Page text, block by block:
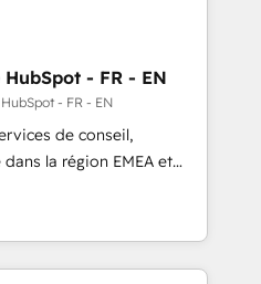
pipeline with inbound,
Design:
with UX, messaging,
results. 🤖AI
AI services. 🧩
with custom
- FR - EN
- FR - EN
de conseil,
la région EMEA et
115 experts en
Revops, CRM et
With over 115